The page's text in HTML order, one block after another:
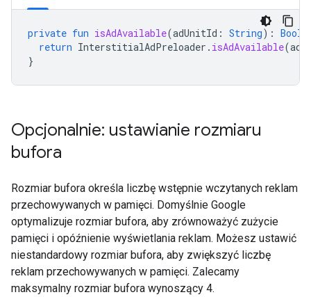
private fun isAdAvailable(adUnitId : String):
return InterstitialAdPreloader . isAdAvailable(
}
Opcjonalnie: ustawianie rozmiaru
bufora
Rozmiar bufora określa liczbę wstępnie wczytanych reklam
przechowywanych w pamięci. Domyślnie Google
optymalizuje rozmiar bufora, aby zrównoważyć zużycie
pamięci i opóźnienie wyświetlania reklam. Możesz ustawić
niestandardowy rozmiar bufora, aby zwiększyć liczbę
reklam przechowywanych w pamięci. Zalecamy
maksymalny rozmiar bufora wynoszący 4.